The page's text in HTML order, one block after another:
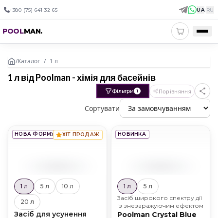
+380 (75) 641 32 65 UA| RU
POOLMAN.
/Каталог / 1 л
1 л від Poolman - хімія для басейнів
Фільтри 1 Порівняння
Сортувати
НОВА ФОРМУЛАХІТ ПРОДАЖ
1 л 5 л 10 л
20 л
Засіб для усунення
НОВИНКА
1 л
5 л
Засіб широкого спектру дії
із знезаражуючим ефектом
Poolman Crystal Blue